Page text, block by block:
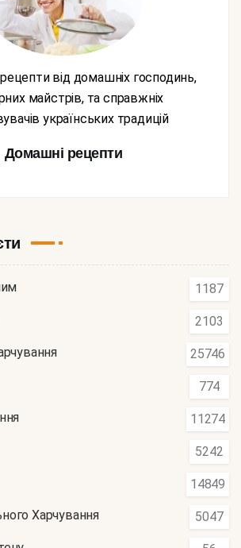
майстрів, та справжніх
українських традицій
Домашні рецепти
1187
2103
25746
774
11274
5242
14849
Харчування 5047